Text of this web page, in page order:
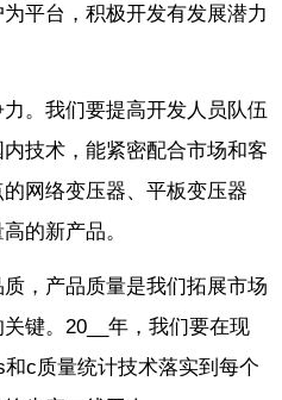
平台，积极开发有发展潜力
。我们要提高开发人员队伍
技术，能紧密配合市场和客
网络变压器、平板变压器
的新产品。
，产品质量是我们拓展市场
键。20__年，我们要在现
c质量统计技术落实到每个